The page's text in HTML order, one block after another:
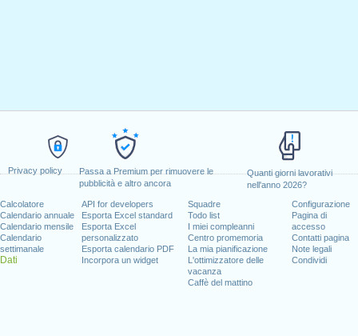
Privacy policy
Passa a Premium per rimuovere le
pubblicità e altro ancora
Quanti giorni lavorativi
nell'anno 2026?
Calcolatore
Calendario annuale
Calendario mensile
Calendario
settimanale
Dati
API for developers
Esporta Excel standard
Esporta Excel
personalizzato
Esporta calendario PDF
Incorpora un widget
Squadre
Todo list
I miei compleanni
Centro promemoria
La mia pianificazione
L'ottimizzatore delle
vacanza
Caffè del mattino
Configurazione
Pagina di
accesso
Contatti pagina
Note legali
Condividi